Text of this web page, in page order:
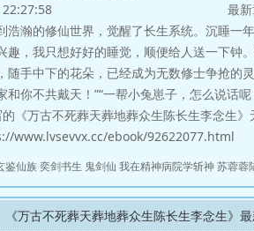
最新
瀚的修仙世界，觉醒了长生系统。沉睡一
趣，我只想好好的睡觉，顺便给人送一下钟
随手中下的花朵，已经成为无数修士争抢的
你不共戴天！”“一帮小兔崽子，怎么说话呢
《万古不死葬天葬地葬众生陈长生李念生
www.lvsevvx.cc/ebook/92622077.html
鉴仙族 奕剑书生 鬼剑仙 我在精神病院学斩神 苏蓉蓉
《万古不死葬天葬地葬众生陈长生李念生》